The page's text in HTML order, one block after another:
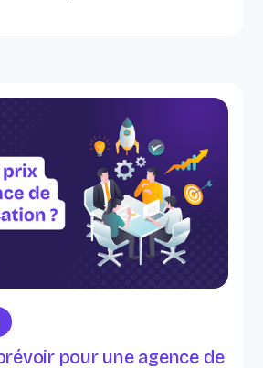
pour une agence de